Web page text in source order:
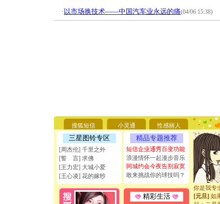
· 以市场换技术——中国汽车业永远的痛(04/06 15:38)
搜狐短信 小灵通 性感丽人
三星图铃专区
[周杰伦] 千里之外
[誓 言] 求佛
[王力宏] 大城小爱
[王心凌] 花的嫁纱
精品专题推荐
短信企业通秀百变功能
浪漫情怀一起漫步音乐
同城约会今夜告别寂寞
敢来挑战你的球技吗？
精彩生活
要平安！
[圣诞节]
能正大光
天都要快
[圣诞节]
如意,快
[元旦]看
断电。爱
你是我专
[元旦]如
起；二是